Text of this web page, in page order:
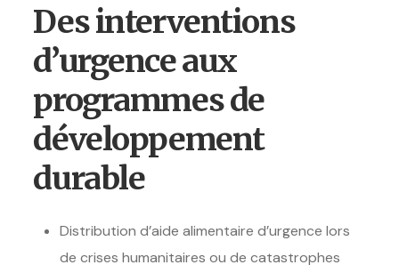
Des interventions
d’urgence aux
programmes de
développement
durable
Distribution d’aide alimentaire d’urgence lors
de crises humanitaires ou de catastrophes